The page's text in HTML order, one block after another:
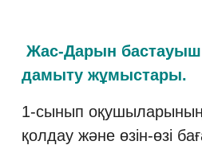
Жас-Дарын бастауыш
дамыту жұмыстары.
1-сынып оқушыларының
қолдау және өзін-өзі